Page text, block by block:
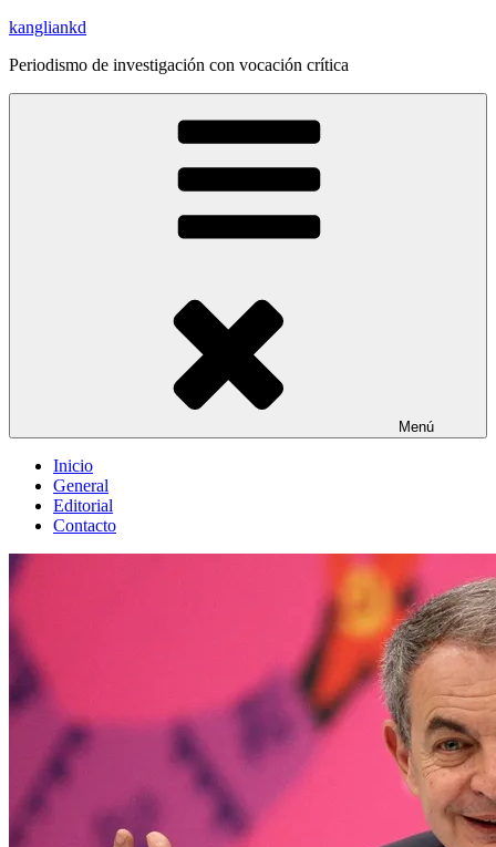
Saltar
contenido
kangliankd
Periodismo de investigación con vocación crítica
Menú
Inicio
General
Editorial
Contacto